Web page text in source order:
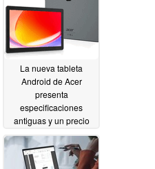
La nueva tableta
Android de Acer
presenta
especificaciones
antiguas y un precio
inferior a 100 dólares
05/31/2026